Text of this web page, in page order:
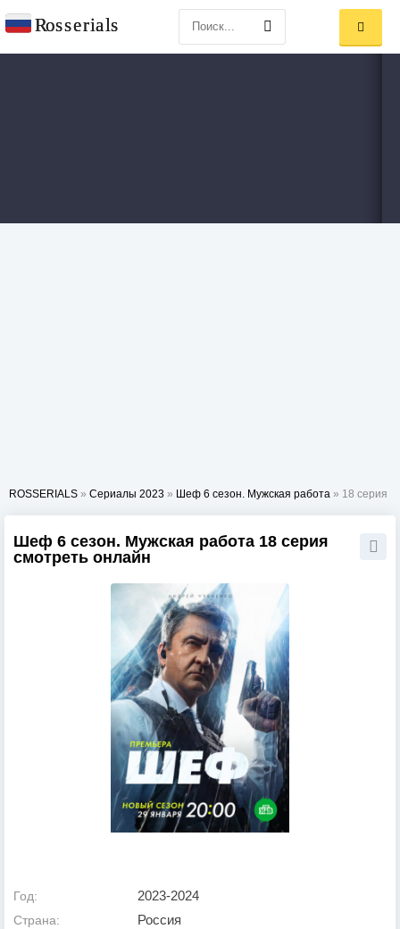
ROSSERIALS » Сериалы 2023 » Шеф 6 сезон. Мужская работа » 18 серия
Шеф 6 сезон. Мужская работа 18 серия
смотреть онлайн
Год: 2023-2024
Страна: Россия